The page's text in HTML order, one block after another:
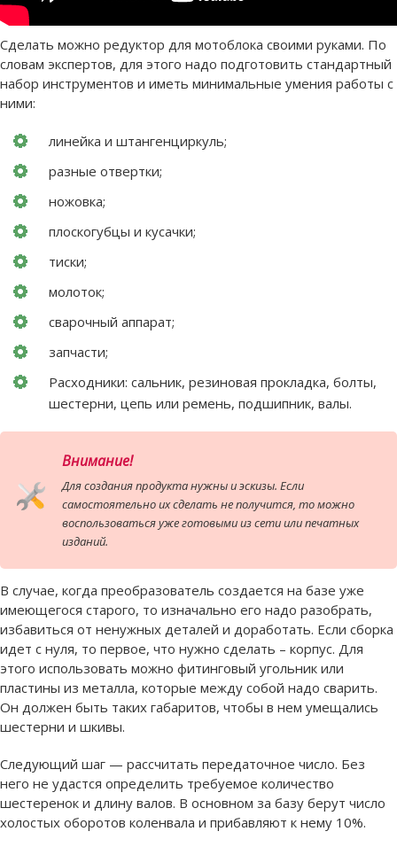
Сделать можно редуктор для мотоблока своими руками. По
словам экспертов, для этого надо подготовить стандартный
набор инструментов и иметь минимальные умения работы с
ними:
линейка и штангенциркуль;
разные отвертки;
ножовка;
плоскогубцы и кусачки;
тиски;
молоток;
сварочный аппарат;
запчасти;
Расходники: сальник, резиновая прокладка, болты,
шестерни, цепь или ремень, подшипник, валы.
Внимание!
Для создания продукта нужны и эскизы. Если
самостоятельно их сделать не получится, то можно
воспользоваться уже готовыми из сети или печатных
изданий.
В случае, когда преобразователь создается на базе уже
имеющегося старого, то изначально его надо разобрать,
избавиться от ненужных деталей и доработать. Если сборка
идет с нуля, то первое, что нужно сделать – корпус. Для
этого использовать можно фитинговый угольник или
пластины из металла, которые между собой надо сварить.
Он должен быть таких габаритов, чтобы в нем умещались
шестерни и шкивы.
Следующий шаг — рассчитать передаточное число. Без
него не удастся определить требуемое количество
шестеренок и длину валов. В основном за базу берут число
холостых оборотов коленвала и прибавляют к нему 10%.